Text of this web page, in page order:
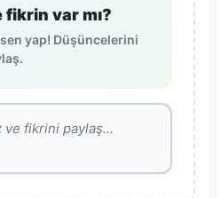
fikrin var mı?
yap! Düşüncelerini